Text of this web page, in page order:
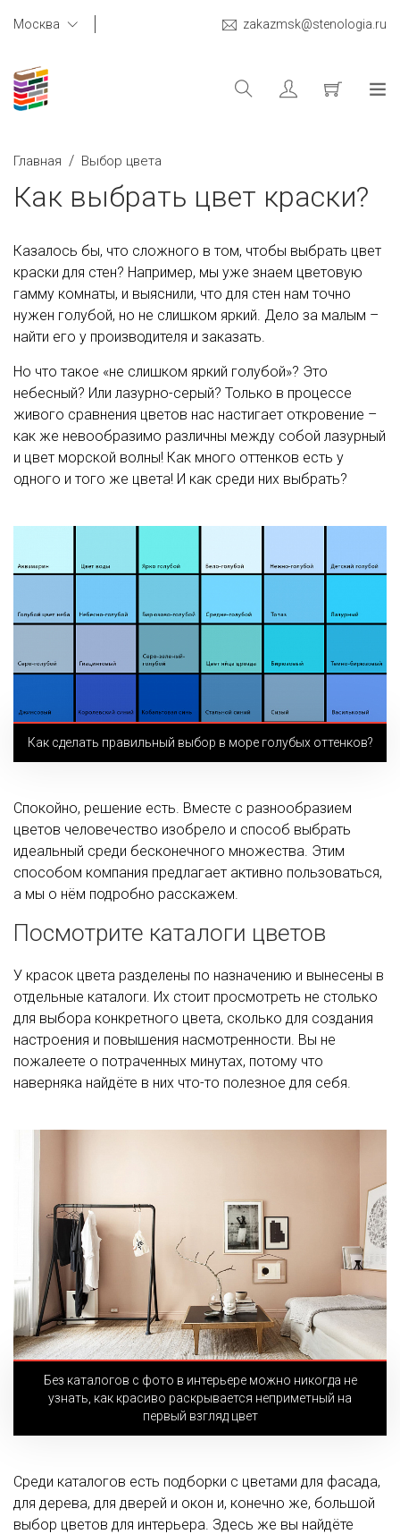
Москва zakazmsk@stenologia.ru
Главная / Выбор цвета
Как выбрать цвет краски?
Казалось бы, что сложного в том, чтобы выбрать цвет
краски для стен? Например, мы уже знаем цветовую
гамму комнаты, и выяснили, что для стен нам точно
нужен голубой, но не слишком яркий. Дело за малым –
найти его у производителя и заказать.
Но что такое «не слишком яркий голубой»? Это
небесный? Или лазурно-серый? Только в процессе
живого сравнения цветов нас настигает откровение –
как же невообразимо различны между собой лазурный
и цвет морской волны! Как много оттенков есть у
одного и того же цвета! И как среди них выбрать?
Как сделать правильный выбор в море голубых оттенков?
Спокойно, решение есть. Вместе с разнообразием
цветов человечество изобрело и способ выбрать
идеальный среди бесконечного множества. Этим
способом компания предлагает активно пользоваться,
а мы о нём подробно расскажем.
Посмотрите каталоги цветов
У красок цвета разделены по назначению и вынесены в
отдельные каталоги. Их стоит просмотреть не столько
для выбора конкретного цвета, сколько для создания
настроения и повышения насмотренности. Вы не
пожалеете о потраченных минутах, потому что
наверняка найдёте в них что-то полезное для себя.
Без каталогов с фото в интерьере можно никогда не
узнать, как красиво раскрывается неприметный на
первый взгляд цвет
Среди каталогов есть подборки с цветами для фасада,
для дерева, для дверей и окон и, конечно же, большой
выбор цветов для интерьера. Здесь же вы найдёте